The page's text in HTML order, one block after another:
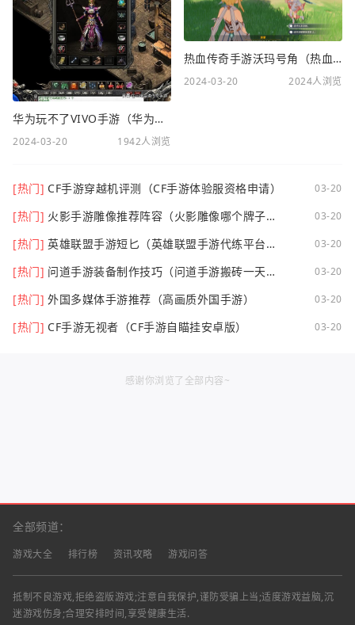
华为玩不了VIVO手游（华为玩不了VIVO手游怎么办）
2024-03-20 1942人浏览
热血传奇手游沃玛号角（热血传奇沃玛装备隐藏属性）
2024-03-20 2024人浏览
[热门] CF手游穿越机评测（CF手游体验服资格申请） 03-20
[热门] 火影手游雕像推荐阵容（火影雕像哪个牌子
03-20
[热门] 英雄联盟手游短匕（英雄联盟手游代练平台哪
03-20
[热门] 问道手游装备制作技巧（问道手游搬砖一天可
03-20
[热门] 外国多媒体手游推荐（高画质外国手游） 03-20
[热门] CF手游无视者（CF手游自瞄挂安卓版） 03-20
感谢你浏览了全部内容~
全部频道：
游戏大全 排行榜 资讯攻略 游戏问答
抵制不良游戏,拒绝盗版游戏;注意自我保护,谨防受骗上当;适度游戏益脑,沉
迷游戏伤身;合理安排时间,享受健康生活.